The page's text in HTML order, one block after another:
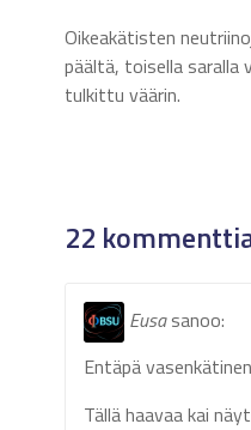
Oikeakätisten
päältä, toisella
tulkittu väärin.
22
Eusa sanoo:
Entäpä
Tällä haavaa kai